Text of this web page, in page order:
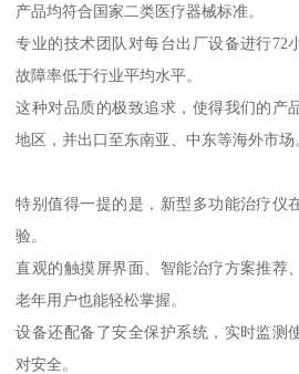
产品均符合国家二类医疗器械标准。
专业的技术团队对每台出厂设备进行72
故障率低于行业平均水平。
这种对品质的极致追求，使得我们的产
地区，并出口至东南亚、中东等海外市场
特别值得一提的是，新型多功能治疗仪
验。
直观的触摸屏界面、智能治疗方案推荐
老年用户也能轻松掌握。
设备还配备了安全保护系统，实时监测
对安全。